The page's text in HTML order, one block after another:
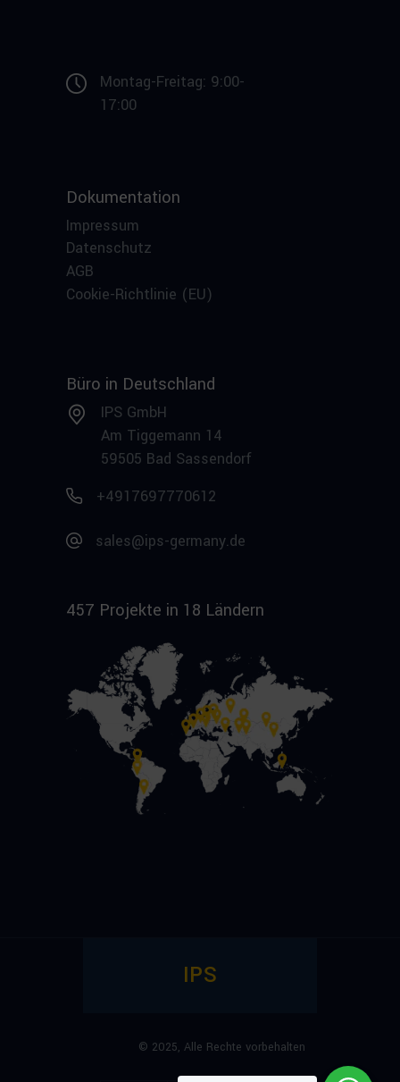
Montag-Freitag: 9:00-
17:00
Dokumentation
Impressum
Datenschutz
AGB
Cookie-Richtlinie (EU)
Büro in Deutschland
IPS GmbH
Am Tiggemann 14
59505 Bad Sassendorf
+4917697770612
sales@ips-germany.de
457 Projekte in 18 Ländern
IPS
© 2025, Alle Rechte vorbehalten